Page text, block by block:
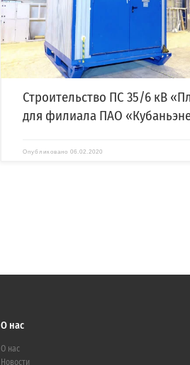
отгрузила Комплектную […]
Строительство ПС 35/6 кВ
для филиала ПАО
Опубликовано06.02.2020
О нас
О нас
Новости